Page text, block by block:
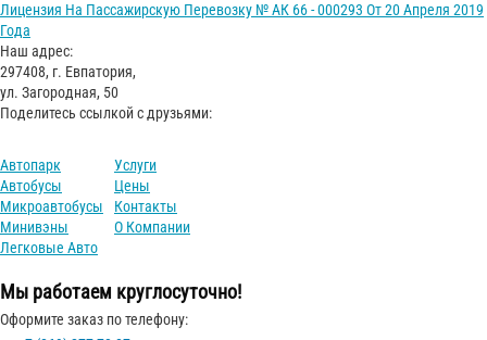
Лицензия На Пассажирскую Перевозку № АК 66 - 000293 От 20 Апреля 2019
Года
Наш адрес:
297408, г. Евпатория,
ул. Загородная, 50
Поделитесь ссылкой с друзьями:
Автопарк
Автобусы
Микроавтобусы
Минивэны
Легковые Авто
Услуги
Цены
Контакты
О Компании
Мы работаем круглосуточно!
Оформите заказ по телефону: